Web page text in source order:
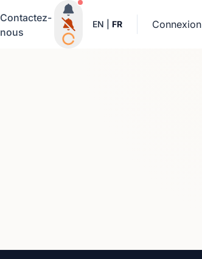
Contactez-
nous
Notifications actives
EN FR Connexion